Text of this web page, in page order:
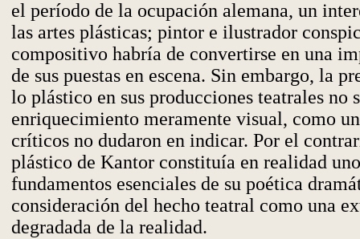
el período de la ocupación alemana, un
las artes plásticas; pintor e ilustrador
compositivo habría de convertirse en una
de sus puestas en escena. Sin embargo, la
lo plástico en sus producciones teatrales no
enriquecimiento meramente visual, como
críticos no dudaron en indicar. Por el
plástico de Kantor constituía en realidad
fundamentos esenciales de su poética
consideración del hecho teatral como una
degradada de la realidad.